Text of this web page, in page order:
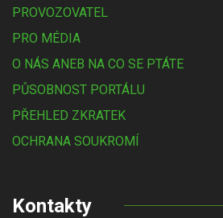
PROVOZOVATEL
PRO MÉDIA
O NÁS ANEB NA CO SE PTÁTE
PŮSOBNOST PORTÁLU
PŘEHLED ZKRATEK
OCHRANA SOUKROMÍ
Kontakty